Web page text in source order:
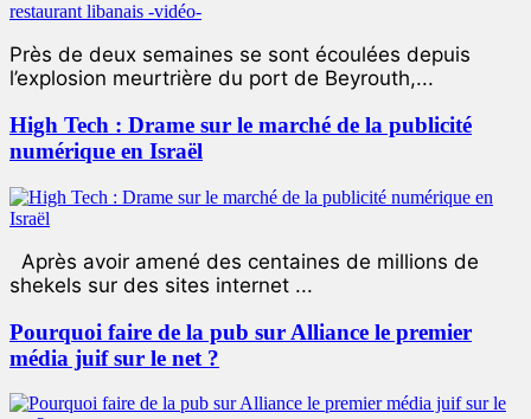
Près de deux semaines se sont écoulées depuis
l’explosion meurtrière du port de Beyrouth,...
High Tech : Drame sur le marché de la publicité
numérique en Israël
Après avoir amené des centaines de millions de
shekels sur des sites internet ...
Pourquoi faire de la pub sur Alliance le premier
média juif sur le net ?